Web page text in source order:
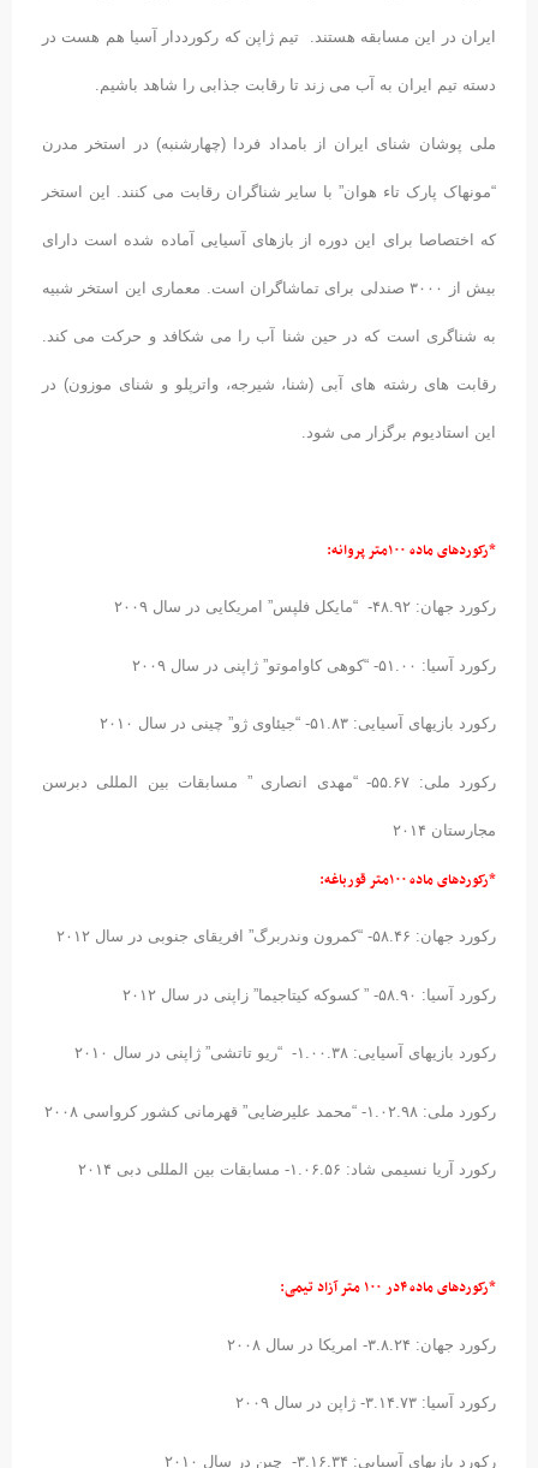
ایران در این مسابقه هستند. تیم ژاپن که رکورددار آسیا هم هست در
دسته تیم ایران به آب می زند تا رقابت جذابی را شاهد باشیم.
ملی پوشان شنای ایران از بامداد فردا (چهارشنبه) در استخر مدرن
“مونهاک پارک تاء هوان” با سایر شناگران رقابت می کنند. این استخر
که اختصاصا برای این دوره از بازهای آسیایی آماده شده است دارای
بیش از ۳۰۰۰ صندلی برای تماشاگران است. معماری این استخر شبیه
به شناگری است که در حین شنا آب را می شکافد و حرکت می کند.
رقابت های رشته های آبی (شنا، شیرجه، واترپلو و شنای موزون) در
این استادیوم برگزار می شود.
*رکوردهای ماده ۱۰۰متر پروانه:
رکورد جهان: ۴۸.۹۲- “مایکل فلپس” امریکایی در سال ۲۰۰۹
رکورد آسیا: ۵۱.۰۰- “کوهی کاواموتو” ژاپنی در سال ۲۰۰۹
رکورد بازیهای آسیایی: ۵۱.۸۳- “جیئاوی ژو” چینی در سال ۲۰۱۰
رکورد ملی: ۵۵.۶۷- “مهدی انصاری ” مسابقات بین المللی دبرسن
مجارستان ۲۰۱۴
*رکوردهای ماده ۱۰۰متر قورباغه:
رکورد جهان: ۵۸.۴۶- “کمرون وندربرگ” افریقای جنوبی در سال ۲۰۱۲
رکورد آسیا: ۵۸.۹۰- ” کسوکه کیتاجیما” زاپنی در سال ۲۰۱۲
رکورد بازیهای آسیایی: ۱.۰۰.۳۸- “ریو تاتشی” ژاپنی در سال ۲۰۱۰
رکورد ملی: ۱.۰۲.۹۸- “محمد علیرضایی” قهرمانی کشور کرواسی ۲۰۰۸
رکورد آریا نسیمی شاد: ۱.۰۶.۵۶- مسابقات بین المللی دبی ۲۰۱۴
*رکوردهای ماده ۴در ۱۰۰ متر آزاد تیمی:
رکورد جهان: ۳.۸.۲۴- امریکا در سال ۲۰۰۸
رکورد آسیا: ۳.۱۴.۷۳- ژاپن در سال ۲۰۰۹
رکورد بازیهای آسیایی: ۳.۱۶.۳۴- چین در سال ۲۰۱۰